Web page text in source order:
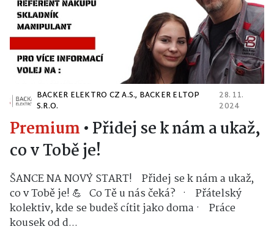
BACKER ELEKTRO CZ A.S., BACKER ELTOP
S.R.O.
28. 11.
2024
Premium • Přidej se k nám a ukaž,
co v Tobě je!
ŠANCE NA NOVÝ START! Přidej se k nám a ukaž,
co v Tobě je! 💪 Co Tě u nás čeká? · Přátelský
kolektiv, kde se budeš cítit jako doma · Práce
kousek od d...